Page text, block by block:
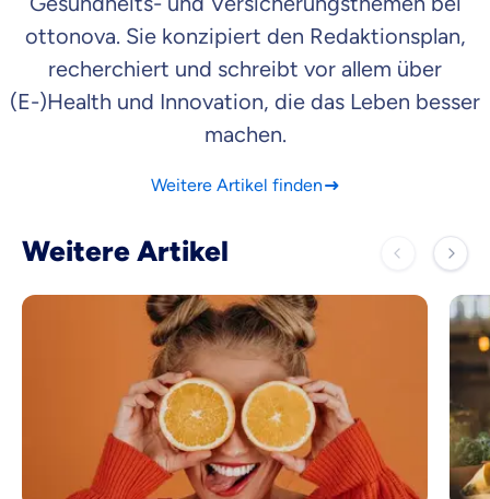
ottonova. Sie konzipiert den Redaktionsplan,
recherchiert und schreibt vor allem über
(E-)Health und Innovation, die das Leben besser
machen.
Weitere Artikel finden
Weitere Artikel